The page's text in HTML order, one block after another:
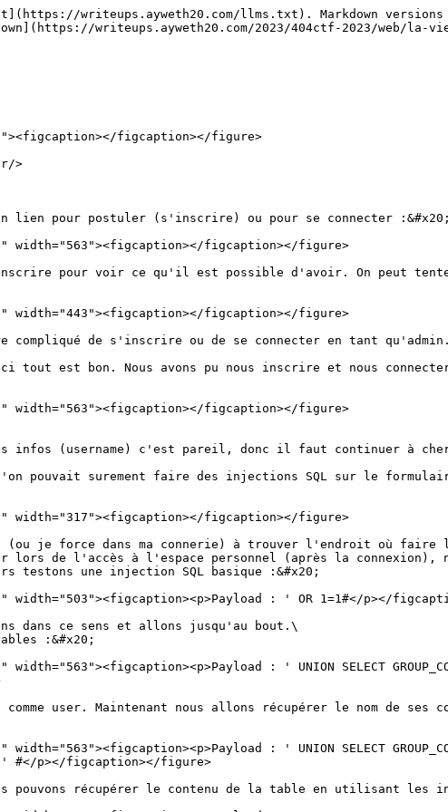
writeups.ayweth20.com/llms.txt). Markdown versions
writeups.ayweth20.com/2023/404ctf-2023/web/la-
figcaption></figure>
>
lien pour postuler (s'inscrire) ou pour se connecter :&#x20;
width="563"><figcaption></figcaption></figure>
inscrire pour voir ce qu'il est possible d'avoir. On peut
width="443"><figcaption></figcaption></figure>
de s'inscrire ou de se connecter en tant
tout est bon. Nous avons pu nous inscrire et nous
width="563"><figcaption></figcaption></figure>
infos (username) c'est pareil, donc il faut continuer à
pouvait surement faire des injections SQL sur le
width="317"><figcaption></figcaption></figure>
je force dans ma connerie) à trouver l'endroit où faire
lors de l'accès à l'espace personnel (après la connexion),
une injection SQL basique :&#x20;
width="503"><figcaption><p>Payload : ' OR 1=1#</p></
dans ce sens et allons jusqu'au bout.\
:&#x20;
: ' UNION SELECT
user. Maintenant nous allons récupérer le nom de
: ' UNION SELECT
#</p></figcaption></figure>
pouvons récupérer le contenu de la table en utilisant les